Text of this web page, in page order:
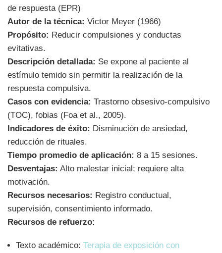
de respuesta (EPR)
Autor de la técnica: Victor Meyer (1966)
Propósito: Reducir compulsiones y conductas
evitativas.
Descripción detallada: Se expone al paciente al
estímulo temido sin permitir la realización de la
respuesta compulsiva.
Casos con evidencia: Trastorno obsesivo-compulsivo
(TOC), fobias (Foa et al., 2005).
Indicadores de éxito: Disminución de ansiedad,
reducción de rituales.
Tiempo promedio de aplicación: 8 a 15 sesiones.
Desventajas: Alto malestar inicial; requiere alta
motivación.
Recursos necesarios: Registro conductual,
supervisión, consentimiento informado.
Recursos de refuerzo:
Texto académico: Terapia de exposición con